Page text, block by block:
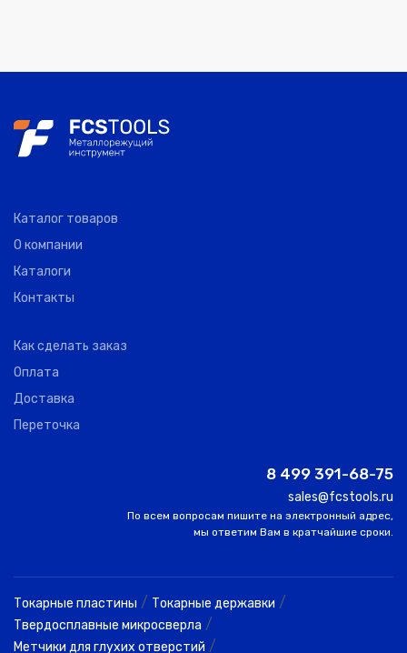
Каталог товаров
О компании
Каталоги
Контакты
Как сделать заказ
Оплата
Доставка
Переточка
8 499 391-68-75
sales@fcstools.ru
По всем вопросам пишите на электронный адрес,
мы ответим Вам в кратчайшие сроки.
Токарные пластины / Токарные державки /
Твердосплавные микросверла /
Метчики для глухих отверстий /